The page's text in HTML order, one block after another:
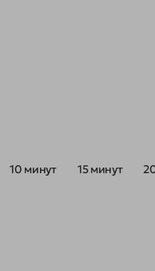
10 минут 15 минут